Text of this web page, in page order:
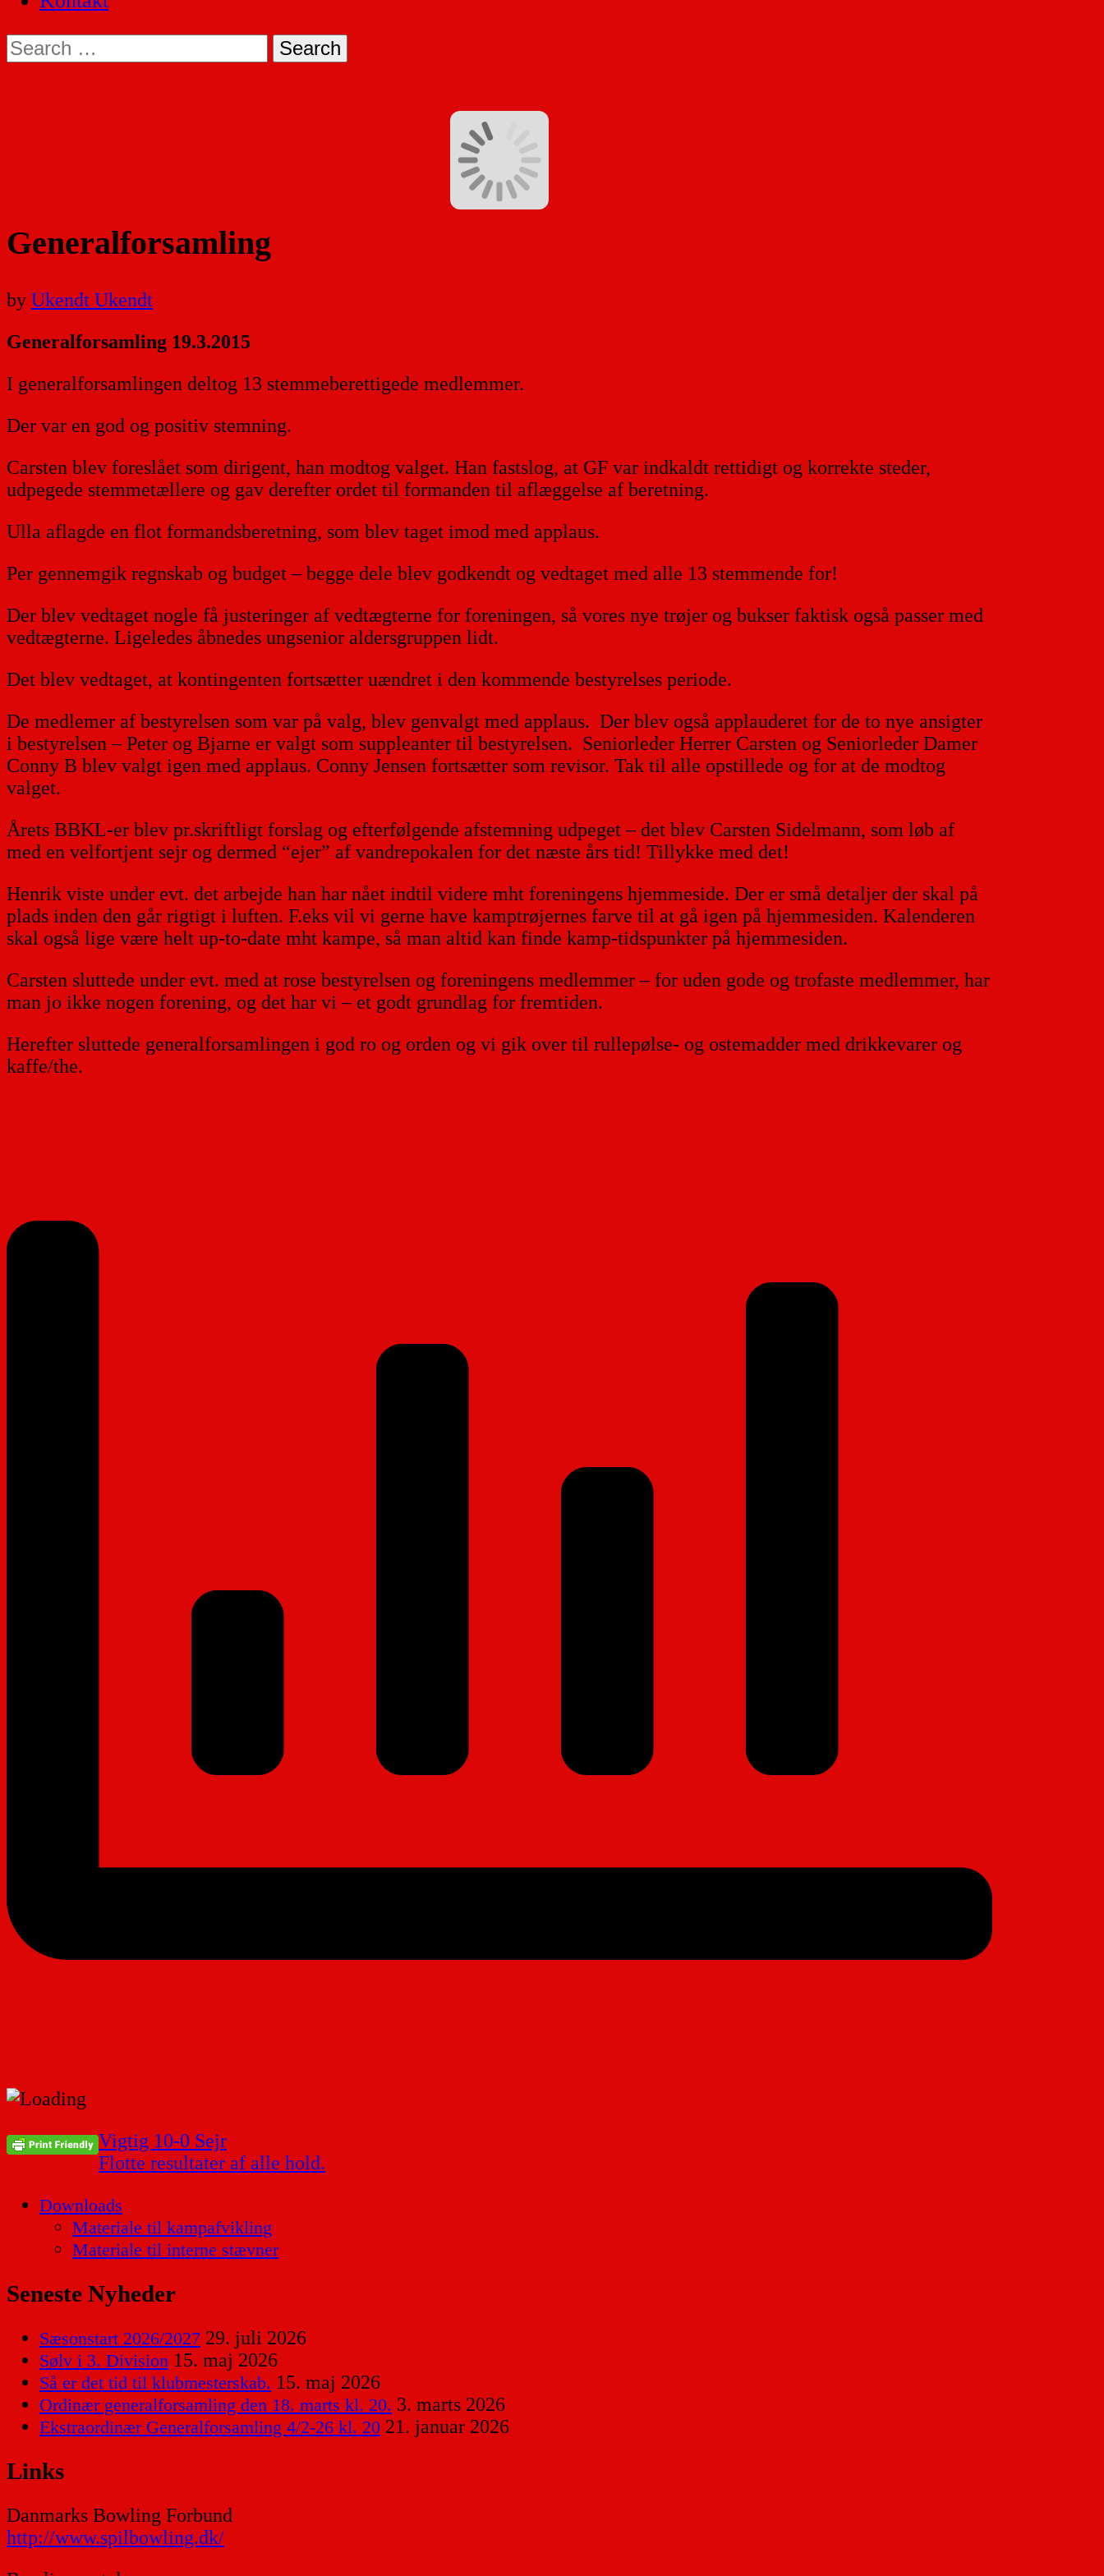
Search
for:
Generalforsamling
by Ukendt Ukendt
Generalforsamling 19.3.2015
I generalforsamlingen deltog 13 stemmeberettigede medlemmer.
Der var en god og positiv stemning.
Carsten blev foreslået som dirigent, han modtog valget. Han fastslog, at GF var indkaldt rettidigt og korrekte steder,
udpegede stemmetællere og gav derefter ordet til formanden til aflæggelse af beretning.
Ulla aflagde en flot formandsberetning, som blev taget imod med applaus.
Per gennemgik regnskab og budget – begge dele blev godkendt og vedtaget med alle 13 stemmende for!
Der blev vedtaget nogle få justeringer af vedtægterne for foreningen, så vores nye trøjer og bukser faktisk også passer med
vedtægterne. Ligeledes åbnedes ungsenior aldersgruppen lidt.
Det blev vedtaget, at kontingenten fortsætter uændret i den kommende bestyrelses periode.
De medlemer af bestyrelsen som var på valg, blev genvalgt med applaus. Der blev også applauderet for de to nye ansigter
i bestyrelsen – Peter og Bjarne er valgt som suppleanter til bestyrelsen. Seniorleder Herrer Carsten og Seniorleder Damer
Conny B blev valgt igen med applaus. Conny Jensen fortsætter som revisor. Tak til alle opstillede og for at de modtog
valget.
Årets BBKL-er blev pr.skriftligt forslag og efterfølgende afstemning udpeget – det blev Carsten Sidelmann, som løb af
med en velfortjent sejr og dermed “ejer” af vandrepokalen for det næste års tid! Tillykke med det!
Henrik viste under evt. det arbejde han har nået indtil videre mht foreningens hjemmeside. Der er små detaljer der skal på
plads inden den går rigtigt i luften. F.eks vil vi gerne have kamptrøjernes farve til at gå igen på hjemmesiden. Kalenderen
skal også lige være helt up-to-date mht kampe, så man altid kan finde kamp-tidspunkter på hjemmesiden.
Carsten sluttede under evt. med at rose bestyrelsen og foreningens medlemmer – for uden gode og trofaste medlemmer, har
man jo ikke nogen forening, og det har vi – et godt grundlag for fremtiden.
Herefter sluttede generalforsamlingen i god ro og orden og vi gik over til rullepølse- og ostemadder med drikkevarer og
kaffe/the.
Indlægsnavigation
Vigtig 10-0 Sejr
Flotte resultater af alle hold.
Downloads
Materiale til kampafvikling
Materiale til interne stævner
Seneste Nyheder
Sæsonstart 2026/2027 29. juli 2026
Sølv i 3. Division 15. maj 2026
Så er det tid til klubmesterskab. 15. maj 2026
Ordinær generalforsamling den 18. marts kl. 20. 3. marts 2026
Ekstraordinær Generalforsamling 4/2-26 kl. 20 21. januar 2026
Links
Danmarks Bowling Forbund
http://www.spilbowling.dk/